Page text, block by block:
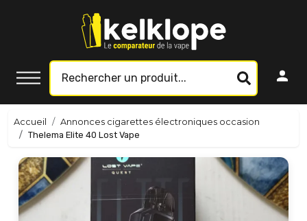
Accueil
Annonces cigarettes électroniques occasion
Thelema Elite 40 Lost Vape